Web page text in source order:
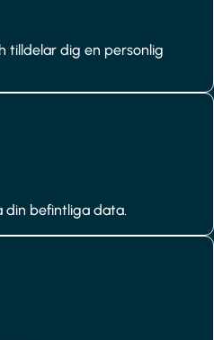
tilldelar dig en personlig
befintliga data.